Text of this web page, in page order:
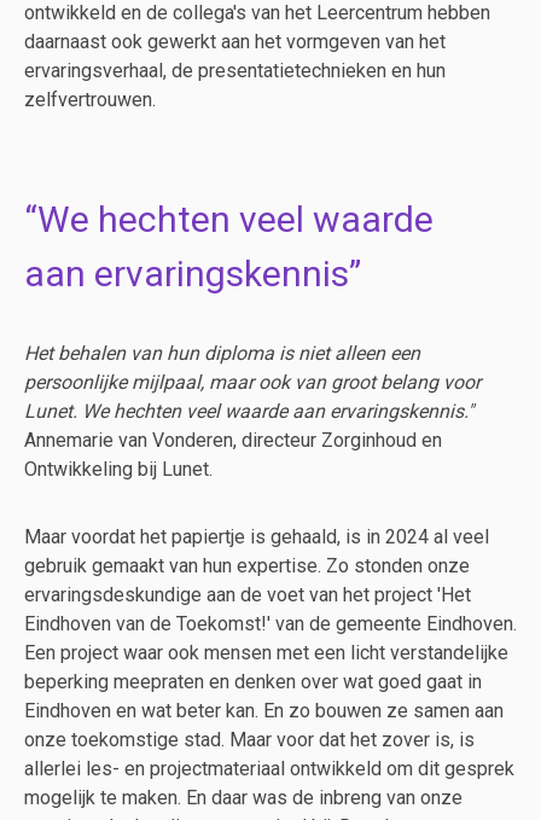
ontwikkeld en de collega's van het Leercentrum hebben
daarnaast ook gewerkt aan het vormgeven van het
ervaringsverhaal, de presentatietechnieken en hun
zelfvertrouwen.
We hechten veel waarde
aan ervaringskennis
Het behalen van hun diploma is niet alleen een
persoonlijke mijlpaal, maar ook van groot belang voor
Lunet. We hechten veel waarde aan ervaringskennis."
Annemarie van Vonderen, directeur Zorginhoud en
Ontwikkeling bij Lunet.
Maar voordat het papiertje is gehaald, is in 2024 al veel
gebruik gemaakt van hun expertise. Zo stonden onze
ervaringsdeskundige aan de voet van het project 'Het
Eindhoven van de Toekomst!' van de gemeente Eindhoven.
Een project waar ook mensen met een licht verstandelijke
beperking meepraten en denken over wat goed gaat in
Eindhoven en wat beter kan. En zo bouwen ze samen aan
onze toekomstige stad. Maar voor dat het zover is, is
allerlei les- en projectmateriaal ontwikkeld om dit gesprek
mogelijk te maken. En daar was de inbreng van onze